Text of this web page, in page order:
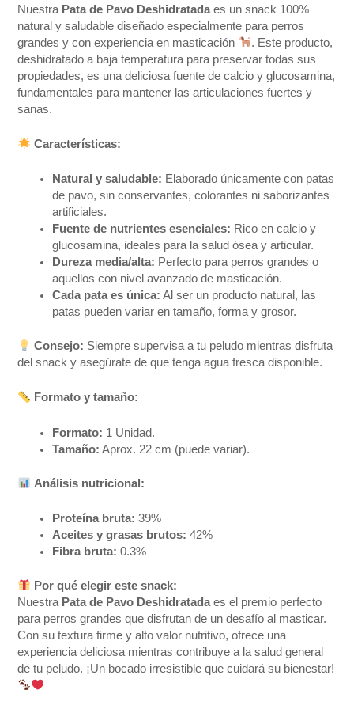
Nuestra Pata de Pavo Deshidratada es un snack 100%
natural y saludable diseñado especialmente para perros
grandes y con experiencia en masticación
. Este producto,
deshidratado a baja temperatura para preservar todas sus
propiedades, es una deliciosa fuente de calcio y glucosamina,
fundamentales para mantener las articulaciones fuertes y
sanas.
Características:
Natural y saludable: Elaborado únicamente con patas
de pavo, sin conservantes, colorantes ni saborizantes
artificiales.
Fuente de nutrientes esenciales: Rico en calcio y
glucosamina, ideales para la salud ósea y articular.
Dureza media/alta: Perfecto para perros grandes o
aquellos con nivel avanzado de masticación.
Cada pata es única: Al ser un producto natural, las
patas pueden variar en tamaño, forma y grosor.
Consejo: Siempre supervisa a tu peludo mientras disfruta
del snack y asegúrate de que tenga agua fresca disponible.
Formato y tamaño:
Formato: 1 Unidad.
Tamaño: Aprox. 22 cm (puede variar).
Análisis nutricional:
Proteína bruta: 39%
Aceites y grasas brutos: 42%
Fibra bruta: 0.3%
Por qué elegir este snack:
Nuestra Pata de Pavo Deshidratadaes el premio perfecto
para perros grandes que disfrutan de un desafío al masticar.
Con su textura firme y alto valor nutritivo, ofrece una
experiencia deliciosa mientras contribuye a la salud general
de tu peludo. ¡Un bocado irresistible que cuidará su bienestar!